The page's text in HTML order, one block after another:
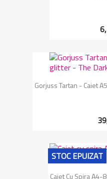
Gorjuss Tartan - Caiet
Caiet Cu Spira
STOC EPUIZAT